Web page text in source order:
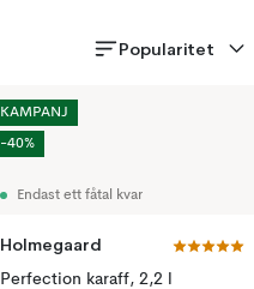
Popularitet
Endast ett fåtal kvar
Holmegaard
Perfection karaff, 2,2 l
KAMPANJ
-40%